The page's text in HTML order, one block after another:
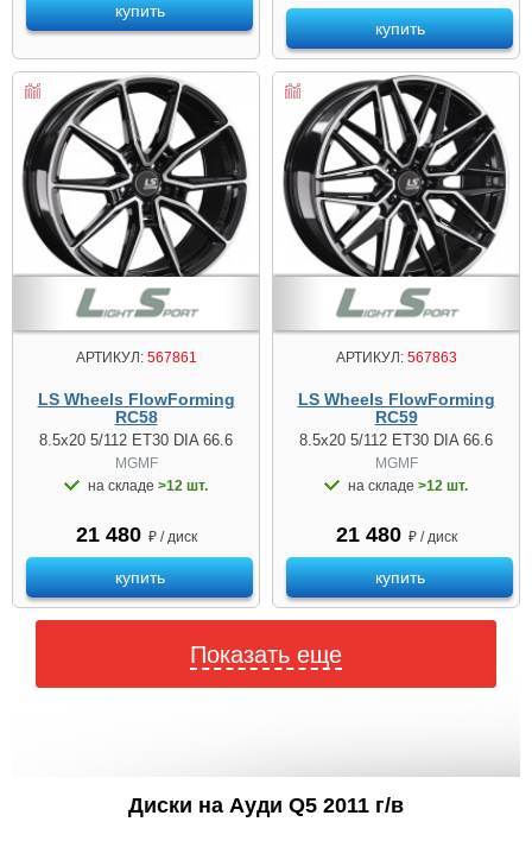
купить
купить
АРТИКУЛ:567861
LS Wheels FlowForming
RC58
8.5x20 5/112 ET30 DIA 66.6
MGMF
на складе >12 шт.
21 480 ₽ / диск
купить
АРТИКУЛ:567863
LS Wheels FlowForming
RC59
8.5x20 5/112 ET30 DIA 66.6
MGMF
на складе >12 шт.
21 480 ₽ / диск
купить
Показать еще
Диски на Ауди Q5 2011 г/в